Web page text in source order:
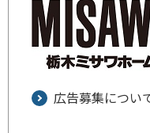
広告募集につい